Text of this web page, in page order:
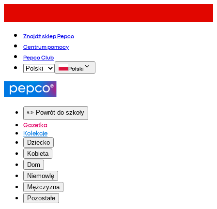
Znajdź sklep Pepco
Centrum pomocy
Pepco Club
Polski
✏️ Powrót do szkoły
Gazetka
Kolekcje
Dziecko
Kobieta
Dom
Niemowlę
Mężczyzna
Pozostałe